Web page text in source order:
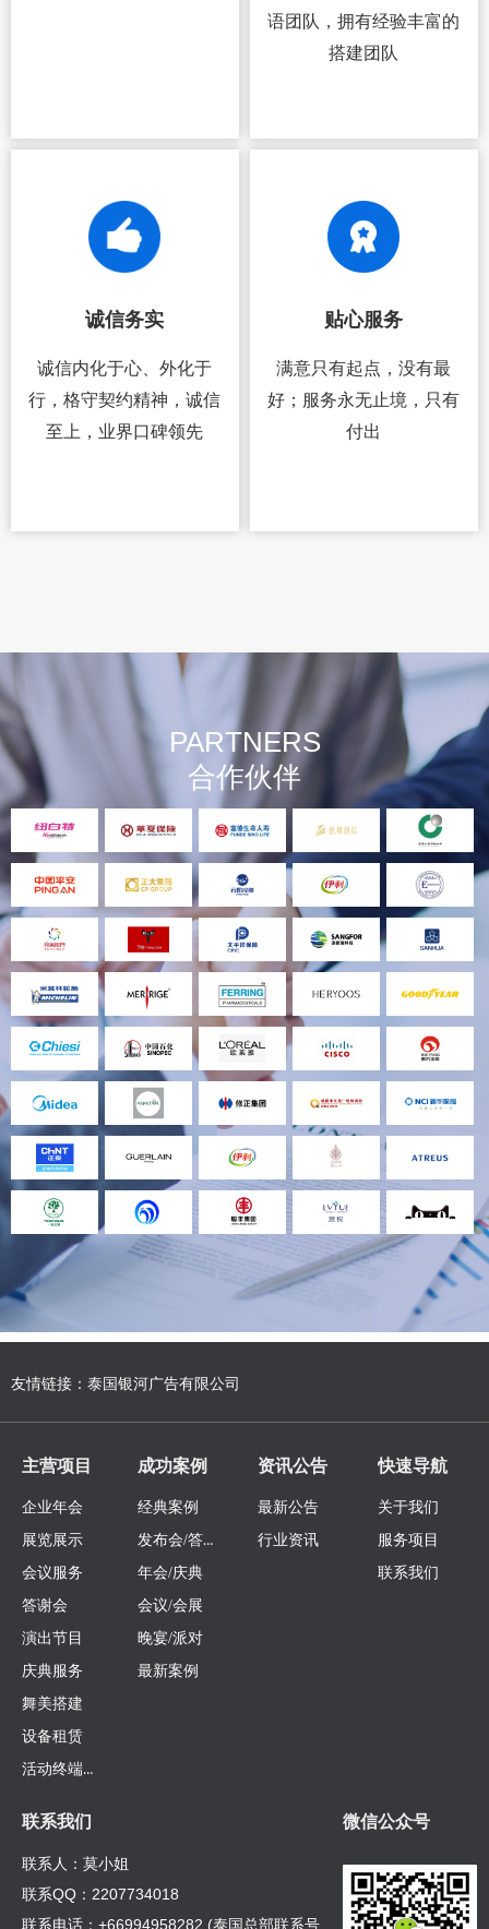
语团队，拥有经验丰富的
搭建团队
诚信务实
诚信内化于心、外化于
行，格守契约精神，诚信
至上，业界口碑领先
贴心服务
满意只有起点，没有最
好；服务永无止境，只有
付出
PARTNERS
合作伙伴
微信公众号
联系我们
联系人：莫小姐
联系QQ：2207734018
联系电话：+66994958282 (泰国总部联系号
主营项目
企业年会
展览展示
会议服务
答谢会
演出节目
庆典服务
舞美搭建
设备租赁
活动终端定制
成功案例
经典案例
发布会/答谢会
年会/庆典
会议/会展
晚宴/派对
最新案例
资讯公告
最新公告
行业资讯
快速导航
关于我们
服务项目
联系我们
友情链接： 泰国银河广告有限公司